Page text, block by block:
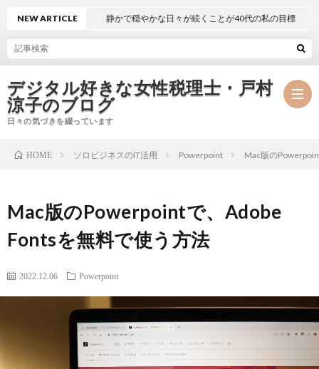
デジタル好きな女性税理士・戸村
涼子のブログ
日々の気づきを綴っています
ー
ル
HP
マ
ガ
ミ
NEW ARTICLE 静かで穏やかな日々が続くことが40代の私の目標
HOME ソロビジネスのIT活用 Powerpoint Mac版の
Mac版のPowerpointで、Adobe
Fontsを無料で使う方法
2022.12.06 Powerpoint